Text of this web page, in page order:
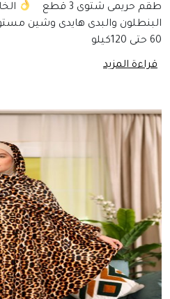
طقم حريمى شتوى 3 قطع
البنطلون والبدى هايدى وشين
60 حتى 120كيلو
قراءة المزيد